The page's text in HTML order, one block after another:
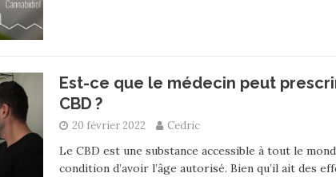
Est-ce que le médecin peut
CBD ?
20 février 2022 Cedric
Le CBD est une substance accessible à tout le
condition d’avoir l’âge autorisé. Bien qu’il ait des